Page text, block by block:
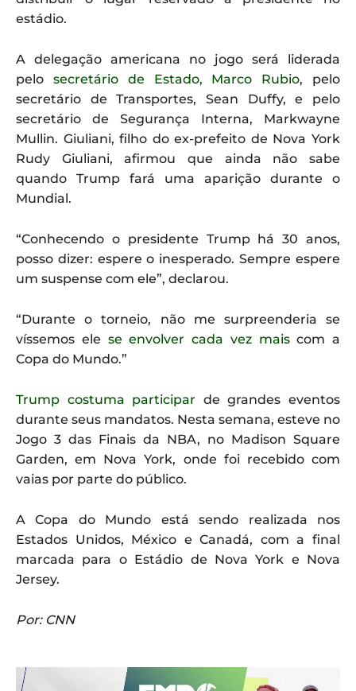
estádio.
A delegação americana no jogo será liderada
pelo secretário de Estado, Marco Rubio, pelo
secretário de Transportes, Sean Duffy, e pelo
secretário de Segurança Interna, Markwayne
Mullin. Giuliani, filho do ex-prefeito de Nova York
Rudy Giuliani, afirmou que ainda não sabe
quando Trump fará uma aparição durante o
Mundial.
“Conhecendo o presidente Trump há 30 anos,
posso dizer: espere o inesperado. Sempre espere
um suspense com ele”, declarou.
“Durante o torneio, não me surpreenderia se
víssemos ele se envolver cada vez maiscom a
Copa do Mundo.”
Trump costuma participar de grandes eventos
durante seus mandatos. Nesta semana, esteve no
Jogo 3 das Finais da NBA, no Madison Square
Garden, em Nova York, onde foi recebido com
vaias por parte do público.
A Copa do Mundo está sendo realizada nos
Estados Unidos, México e Canadá, com a final
marcada para o Estádio de Nova York e Nova
Jersey.
Por: CNN